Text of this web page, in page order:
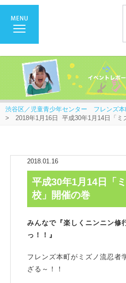
渋谷区／児童青少年センター フレンズ本
> 2018年1月16日 平成30年1月14日「ミ
2018.01.16
平成30年1月14日「
校」開催の巻
みんなで『楽しくニンニン修
っ！！』
フレンズ本町がミズノ流忍者
ざる～！！